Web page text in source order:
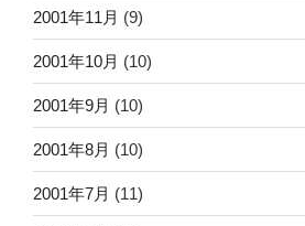
2001年11月 (9)
2001年10月 (10)
2001年9月 (10)
2001年8月 (10)
2001年7月 (11)